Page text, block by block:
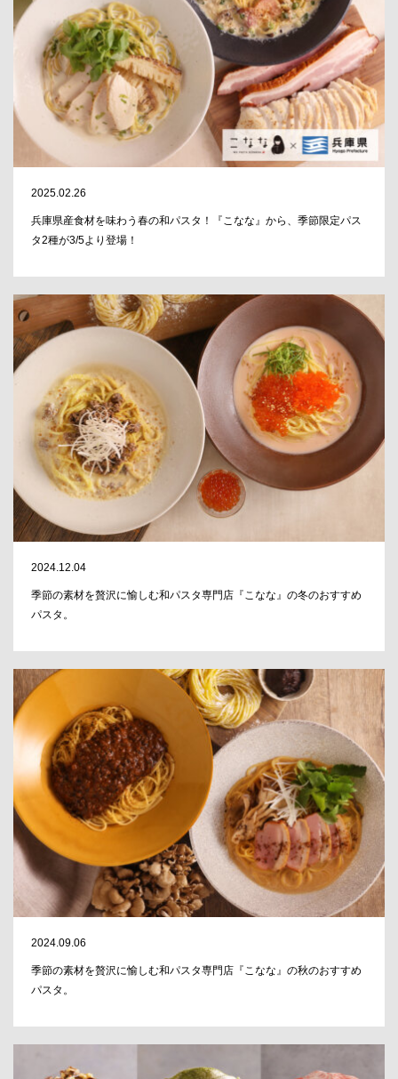
2025.02.26
兵庫県産食材を味わう春の和パスタ！『こなな』から、季節限定パス
タ2種が3/5より登場！
2024.12.04
季節の素材を贅沢に愉しむ和パスタ専門店『こなな』の冬のおすすめ
パスタ。
2024.09.06
季節の素材を贅沢に愉しむ和パスタ専門店『こなな』の秋のおすすめ
パスタ。